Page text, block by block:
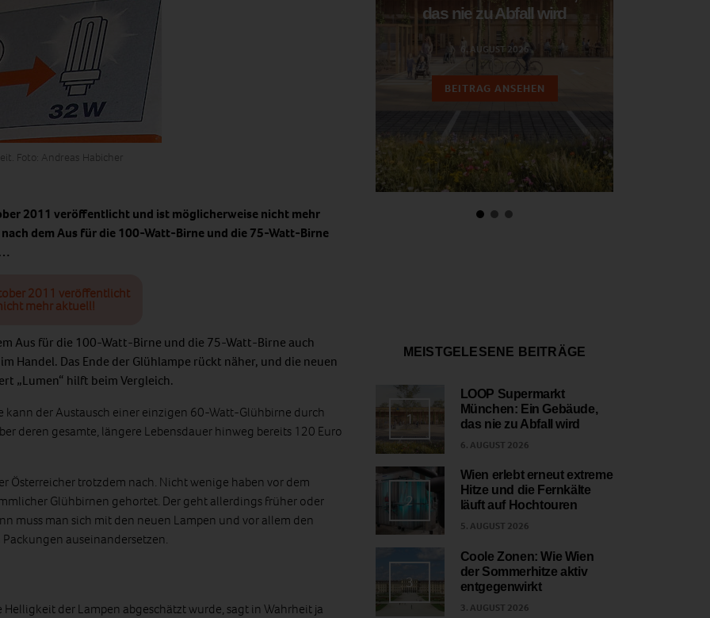
Foto: Andreas Habicher
2011 veröffentlicht und ist möglicherweise nicht mehr
dem Aus für die 100-Watt-Birne und die 75-Watt-Birne
2011 veröffentlicht
mehr aktuell!
Aus für die 100-Watt-Birne und die 75-Watt-Birne auch
Handel. Das Ende der Glühlampe rückt näher, und die neuen
„Lumen“ hilft beim Vergleich.
kann der Austausch einer einzigen 60-Watt-Glühbirne durch
deren gesamte, längere Lebensdauer hinweg bereits 120 Euro
Österreicher trotzdem nach. Nicht wenige haben vor dem
Glühbirnen gehortet. Der geht allerdings früher oder
muss man sich mit den neuen Lampen und vor allem den
auseinandersetzen.
der Lampen abgeschätzt wurde, sagt in Wahrheit ja
das nie zu Abfall wird
6. AUGUST 2026
BEITRAG ANSEHEN
MEISTGELESENE BEITRÄGE
1
LOOP Supermarkt
München: Ein Gebäude,
das nie zu Abfall wird
6. AUGUST 2026
2
Wien erlebt erneut extreme
Hitze und die Fernkälte
läuft auf Hochtouren
5. AUGUST 2026
3
Coole Zonen: Wie Wien
der Sommerhitze aktiv
entgegenwirkt
3. AUGUST 2026